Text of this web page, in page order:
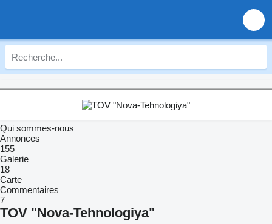
Qui sommes-nous
Annonces
155
Galerie
18
Carte
Commentaires
7
TOV "Nova-Tehnologiya"